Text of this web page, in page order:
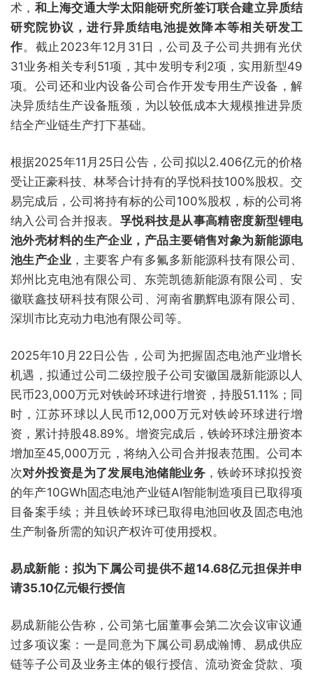
术， 和上海交通大学太阳能研究所签订联合建立异质结
研究院协议，进行异质结电池提效降本等相关研发工
作。截止2023年12月31日，公司及子公司共拥有光伏
31业务相关专利51项，其中发明专利2项，实用新型49
项。公司还和业内设备公司合作开发专用生产设备，解
决异质结生产设备瓶颈，为以较低成本大规模推进异质
结全产业链生产打下基础。
根据2025年11月25日公告，公司拟以2.406亿元的价格
受让正豪科技、林琴合计持有的孚悦科技100%股权。交
易完成后，公司将持有标的公司100%股权，标的公司将
纳入公司合并报表。 孚悦科技是从事高精密度新型锂电
池外壳材料的生产企业，产品主要销售对象为新能源电
池生产企业 ，主要客户有多氟多新能源科技有限公司、
郑州比克电池有限公司、东莞凯德新能源有限公司、安
徽联鑫技研科技有限公司、河南省鹏辉电源有限公司、
深圳市比克动力电池有限公司等。
2025年10月22日公告，公司为把握固态电池产业增长
机遇，拟通过公司二级控股子公司安徽国晟新能源以人
民币23,000万元对铁岭环球进行增资，持股51.11%；同
时，江苏环球以人民币12,000万元对铁岭环球进行增
资，累计持股48.89%。增资完成后，铁岭环球注册资本
增加至45,000万元，将纳入公司合并报表范围。公司本
次对外投资是为了发展电池储能业务，铁岭环球拟投资
的年产10GWh固态电池产业链AI智能制造项目已取得项
目备案手续；并且铁岭环球已取得电池回收及固态电池
生产制备所需的知识产权许可使用授权。
易成新能：拟为下属公司提供不超14.68亿元担保并申
请35.10亿元银行授信
易成新能公告称，公司第七届董事会第二次会议审议通
过多项议案：一是同意为下属公司易成瀚博、易成供应
链等子公司及业务主体的银行授信、流动资金贷款、项